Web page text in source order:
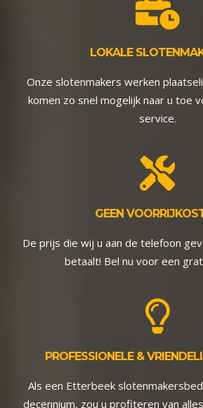
LOKALE
Onze slotenmakers werken
komen zo snel mogelijk naar u toe
service.
GEEN
De prijs die wij u aan de telefoon
betaalt! Bel nu voor een
PROFESSIONELE &
Als een Etterbeek
decennium, zou u profiteren van